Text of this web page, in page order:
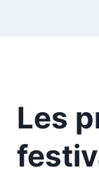
Les